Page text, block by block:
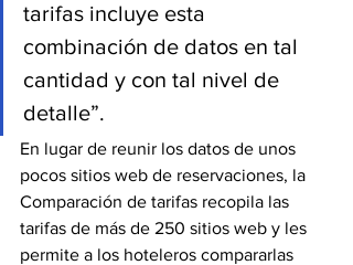
tarifas incluye esta
combinación de datos en tal
cantidad y con tal nivel de
detalle”.
En lugar de reunir los datos de unos
pocos sitios web de reservaciones, la
Comparación de tarifas recopila las
tarifas de más de 250 sitios web y les
permite a los hoteleros compararlas